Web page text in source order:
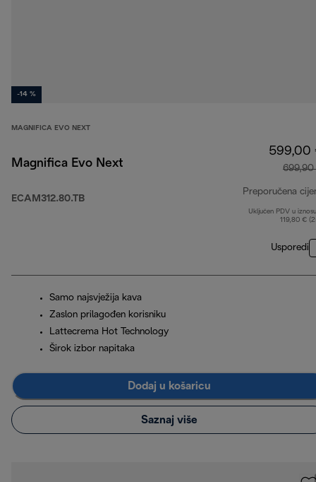
-14 %
MAGNIFICA EVO NEXT
Magnifica Evo Next
ECAM312.80.TB
599,00
Preporučena
Uključen PDV u
119,80 €
Usporedi
Samo najsvježija kava
Zaslon prilagođen korisniku
Lattecrema Hot Technology
Širok izbor napitaka
Dodaj u košaricu
Saznaj više